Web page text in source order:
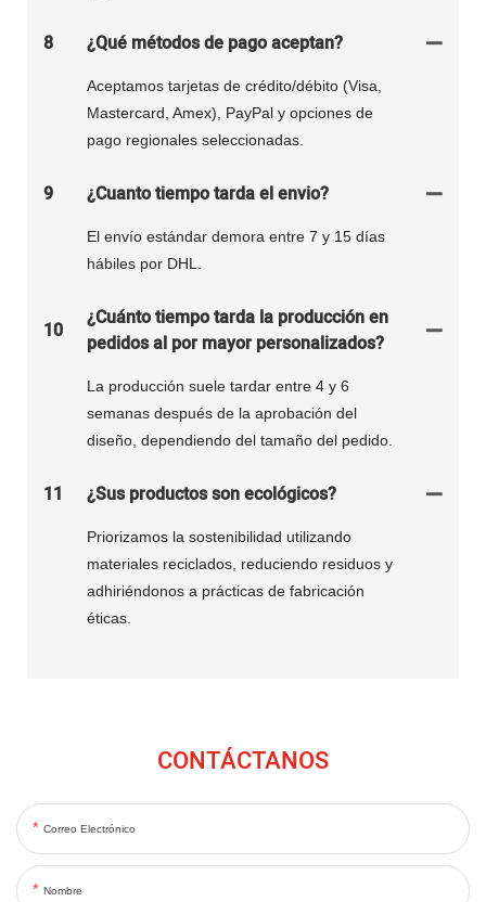
8 ¿Qué métodos de pago aceptan?
Aceptamos tarjetas de crédito/débito (Visa,
Mastercard, Amex), PayPal y opciones de
pago regionales seleccionadas.
9 ¿Cuanto tiempo tarda el envio?
El envío estándar demora entre 7 y 15 días
hábiles por DHL.
10
¿Cuánto tiempo tarda la producción en
pedidos al por mayor personalizados?
La producción suele tardar entre 4 y 6
semanas después de la aprobación del
diseño, dependiendo del tamaño del pedido.
11 ¿Sus productos son ecológicos?
Priorizamos la sostenibilidad utilizando
materiales reciclados, reduciendo residuos y
adhiriéndonos a prácticas de fabricación
éticas.
CONTÁCTANOS
Correo Electrónico
Nombre